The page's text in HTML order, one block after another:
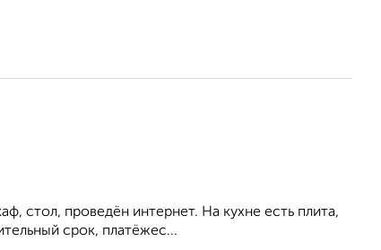
стол, проведён интернет. На кухне есть плита,
срок, платёжес...